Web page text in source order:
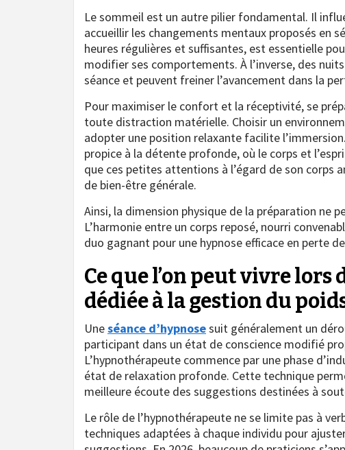
Le sommeil est un autre pilier fondamental. Il
accueillir les changements mentaux proposés en
heures régulières et suffisantes, est essentielle
modifier ses comportements. À l’inverse, des
séance et peuvent freiner l’avancement dans la
Pour maximiser le confort et la réceptivité, se
toute distraction matérielle. Choisir un
adopter une position relaxante facilite
propice à la détente profonde, où le corps et
que ces petites attentions à l’égard de son corps
de bien-être générale.
Ainsi, la dimension physique de la préparation ne
L’harmonie entre un corps reposé, nourri
duo gagnant pour une hypnose efficace en perte
Ce que l’on peut vivre lors
dédiée à la gestion du
Uneséance d’hypnosesuit généralement un
participant dans un état de conscience modifié
L’hypnothérapeute commence par une phase
état de relaxation profonde. Cette technique
meilleure écoute des suggestions destinées à
Le rôle de l’hypnothérapeute ne se limite pas à
techniques adaptées à chaque individu pour